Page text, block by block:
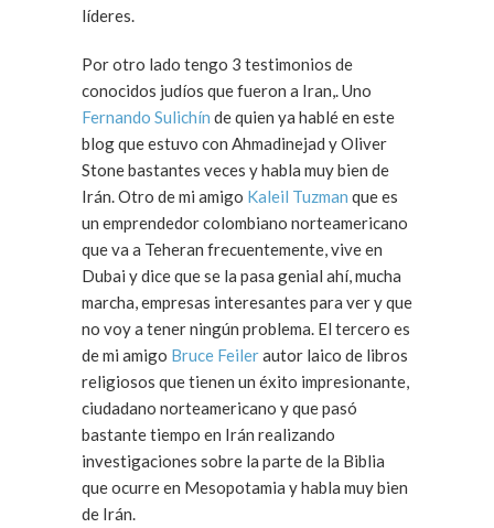
líderes.
Por otro lado tengo 3 testimonios de
conocidos judíos que fueron a Iran,. Uno
Fernando Sulichín de quien ya hablé en este
blog que estuvo con Ahmadinejad y Oliver
Stone bastantes veces y habla muy bien de
Irán. Otro de mi amigo Kaleil Tuzman que es
un emprendedor colombiano norteamericano
que va a Teheran frecuentemente, vive en
Dubai y dice que se la pasa genial ahí, mucha
marcha, empresas interesantes para ver y que
no voy a tener ningún problema. El tercero es
de mi amigo Bruce Feilerautor laico de libros
religiosos que tienen un éxito impresionante,
ciudadano norteamericano y que pasó
bastante tiempo en Irán realizando
investigaciones sobre la parte de la Biblia
que ocurre en Mesopotamia y habla muy bien
de Irán.